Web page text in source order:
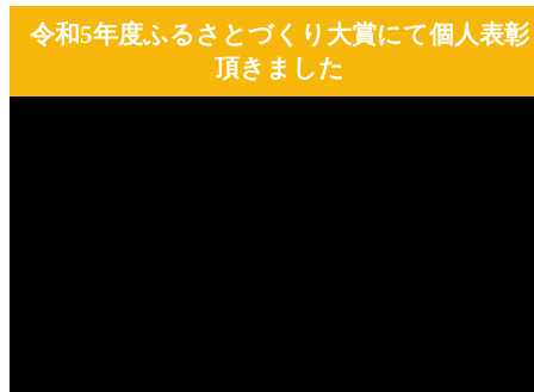
令和5年度ふるさとづくり大賞にて個人表彰
頂きました